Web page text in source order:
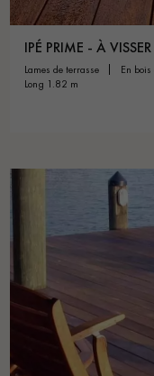
IPÉ PRIME - À VISSER
lames de terrasse en
long 1.82 m